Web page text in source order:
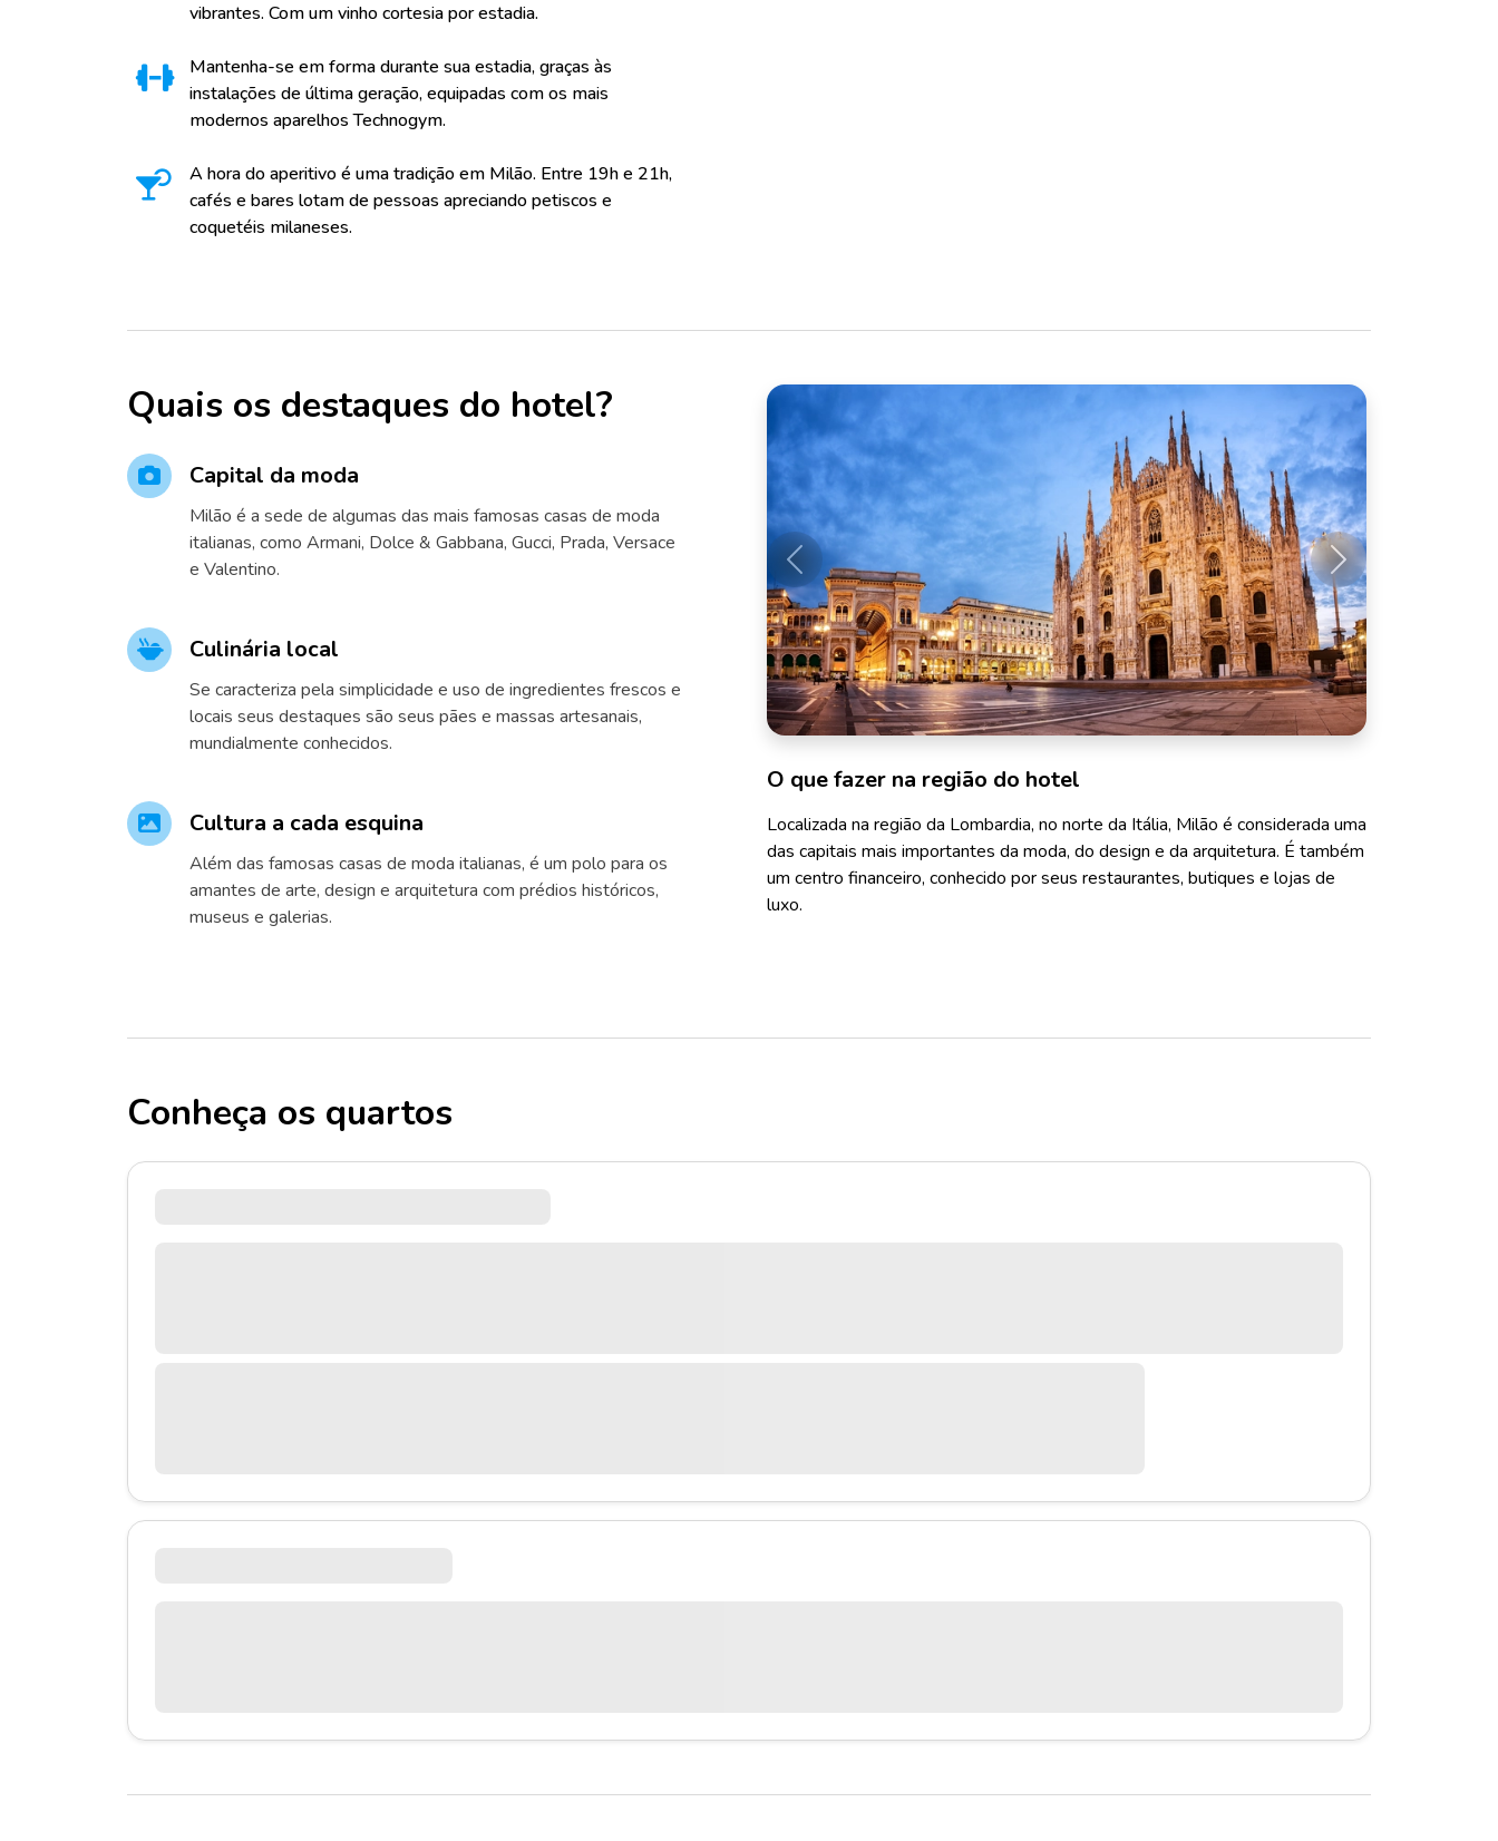
vibrantes. Com um vinho cortesia por estadia.
Mantenha-se em forma durante sua estadia, graças às
instalações de última geração, equipadas com os mais
modernos aparelhos Technogym.
A hora do aperitivo é uma tradição em Milão. Entre 19h e 21h,
cafés e bares lotam de pessoas apreciando petiscos e
coquetéis milaneses.
Quais os destaques do hotel?
Capital da moda
Milão é a sede de algumas das mais famosas casas de moda
italianas, como Armani, Dolce & Gabbana, Gucci, Prada, Versace
e Valentino.
Culinária local
Se caracteriza pela simplicidade e uso de ingredientes frescos e
locais seus destaques são seus pães e massas artesanais,
mundialmente conhecidos.
Cultura a cada esquina
Além das famosas casas de moda italianas, é um polo para os
amantes de arte, design e arquitetura com prédios históricos,
museus e galerias.
O que fazer na região do hotel
Anterior Próximo
Localizada na região da Lombardia, no norte da Itália, Milão é considerada uma
das capitais mais importantes da moda, do design e da arquitetura. É também
um centro financeiro, conhecido por seus restaurantes, butiques e lojas de
luxo.
Conheça os quartos